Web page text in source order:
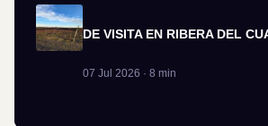
DE VISITA EN RIBERA DEL
07 Jul 2026 · 8 min